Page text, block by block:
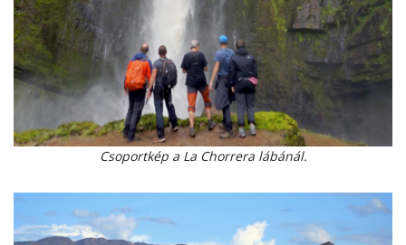
Csoportkép a La Chorrera lábánál.